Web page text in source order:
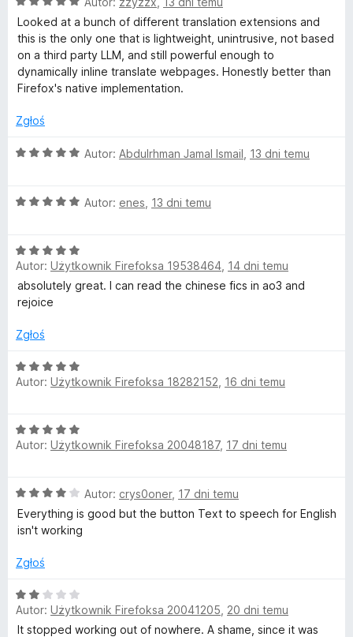
l
a
t
W
e
b
P
g
e
s
c
e
n
a
:
/
Looked at a bunch of different translation extensions and
this is the only one that is lightweight, unintrusive, not based
on a third party LLM, and still powerful enough to
dynamically inline translate webpages. Honestly better than
Firefox's native implementation.
Zgłoś
O
n
5
/
5
Autor: Abdulrhman Jamal Ismail 13 dni temu
O
n
a
:
5
5
Autor: enes 13 dni temu
O
c
e
n
:
/
5
Autor: Użytkownik Firefoksa 19538464 14 dni temu
absolutely great. I can read the chinese fics in ao3 and
rejoice
Zgłoś
O
c
a
:
5
Autor: Użytkownik Firefoksa 18282152 16 dni temu
O
c
a
:
5
5
Autor: Użytkownik Firefoksa 20048187, 17 dni temu
O
c
e
a
4
/
5
Autor: crys0oner, 17 dni temu
Everything is good but the button Text to speech for English
isn't working
Zgłoś
O
c
e
Autor: Użytkownik Firefoksa 20041205 20 dni temu
It stopped working out of nowhere. A shame, since it was